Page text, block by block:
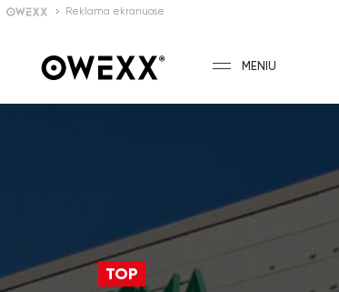
Reklama ekranuose
MENIU
TOP